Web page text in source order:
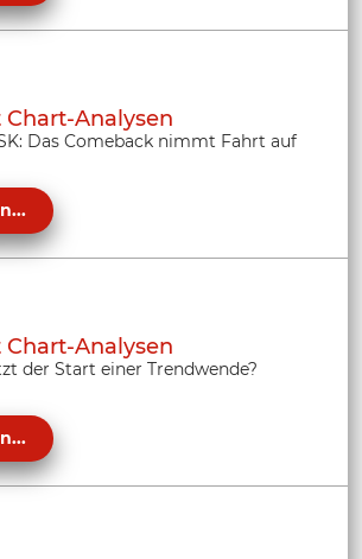
Chart-Analysen
Das Comeback nimmt Fahrt auf
Chart-Analysen
der Start einer Trendwende?